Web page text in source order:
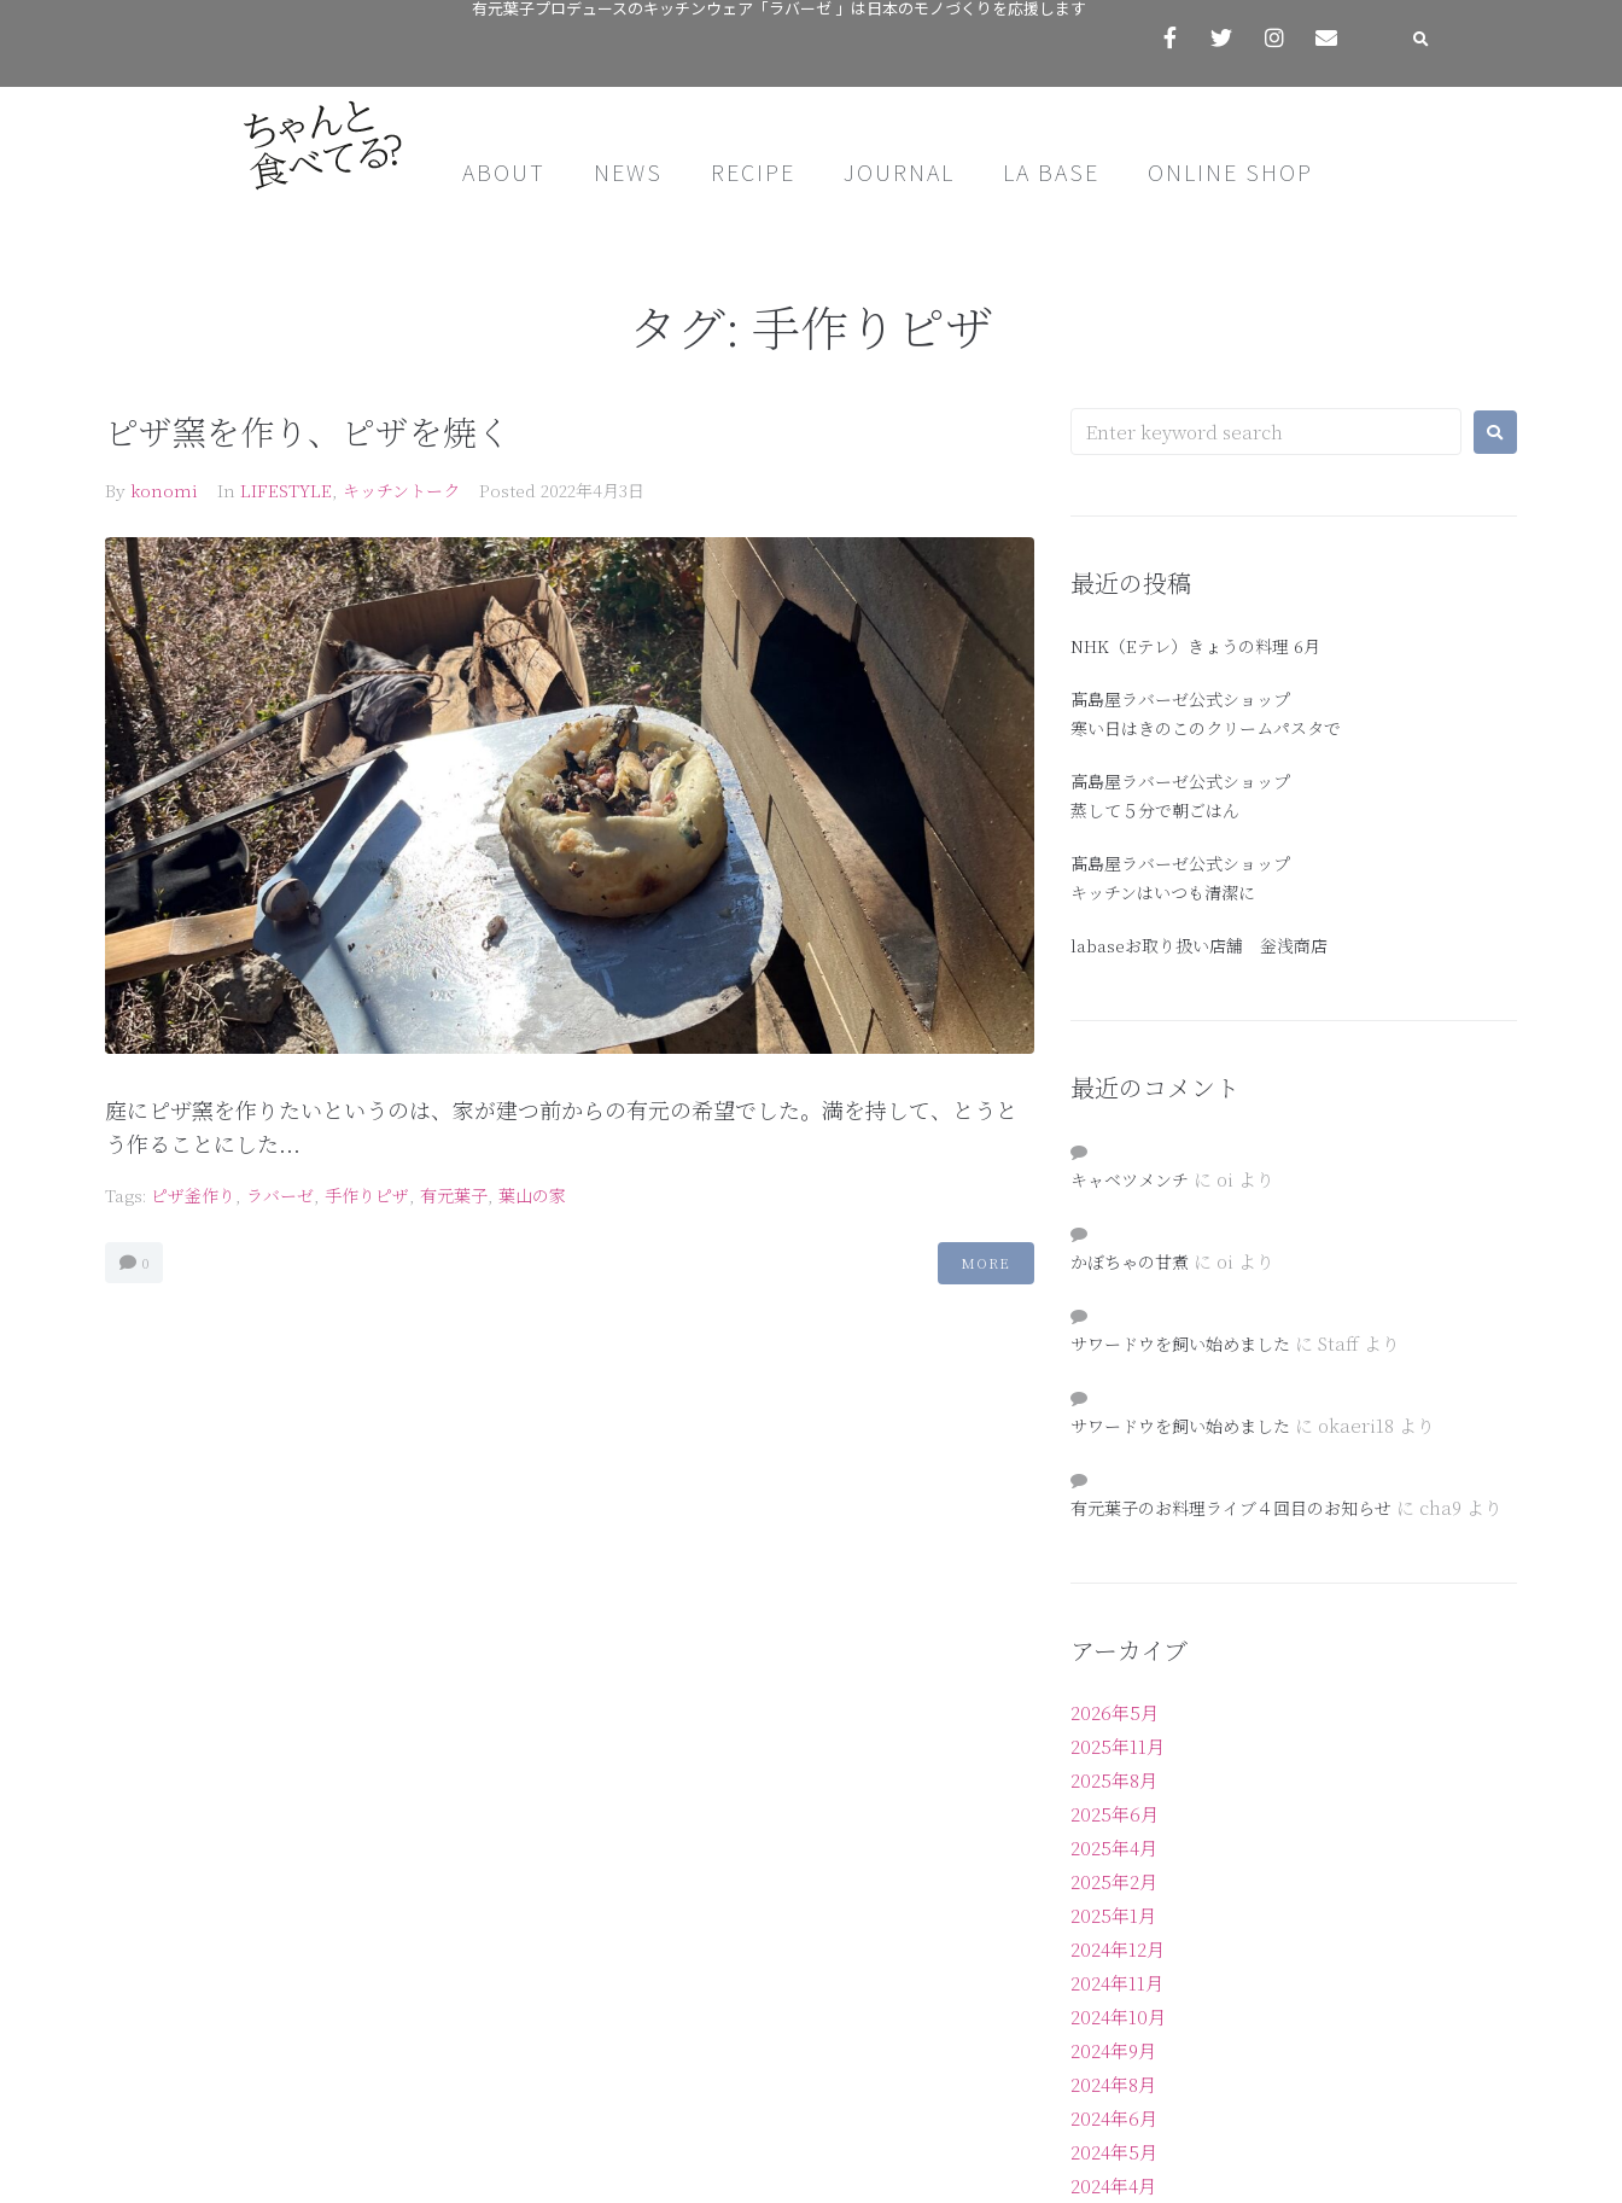
有元葉子プロデュースのキッチンウェア「ラバーゼ 」は日本のモノづくりを応援します
ABOUT NEWS RECIPE JOURNAL LA BASE ONLINE SHOP
タグ: 手作りピザ
ピザ窯を作り、ピザを焼く
By konomi In LIFESTYLE, キッチントーク Posted 2022年4月3日
庭にピザ窯を作りたいというのは、家が建つ前からの有元の希望でした。満を持して、とうと
う作ることにした...
Tags: ピザ釜作り ラバーゼ 手作りピザ 有元葉子 葉山の家
0 MORE
最近の投稿
NHK（Eテレ）きょうの料理 6月
髙島屋ラバーゼ公式ショップ
寒い日はきのこのクリームパスタで
高島屋ラバーゼ公式ショップ
蒸して５分で朝ごはん
髙島屋ラバーゼ公式ショップ
キッチンはいつも清潔に
labaseお取り扱い店舗 釡浅商店
最近のコメント
キャベツメンチ に oi より
かぼちゃの甘煮 に oi より
サワードウを飼い始めました に Staffより
サワードウを飼い始めました に okaeri18 より
有元葉子のお料理ライブ４回目のお知らせ に cha9 より
アーカイブ
2026年5月
2025年11月
2025年8月
2025年6月
2025年4月
2025年2月
2025年1月
2024年12月
2024年11月
2024年10月
2024年9月
2024年8月
2024年6月
2024年5月
2024年4月